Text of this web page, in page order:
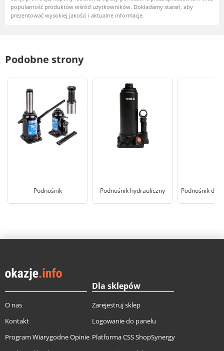
popularność produktów wśród użytkowników. Dokładamy starań, aby
prezentować wysokiej jakości i aktualne informacje.
Podobne strony
Podnośnik Podnośnik hydrauliczny Podnośnik
O nas
Kontakt
Program Wiarygodne Opinie
Dla sklepów
Zarejestruj sklep
Logowanie do panelu
Platforma CSS ShopSynergy